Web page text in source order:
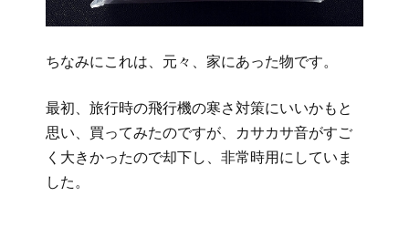
ちなみにこれは、元々、家にあった物です。
最初、旅行時の飛行機の寒さ対策にいいかもと
思い、買ってみたのですが、カサカサ音がすご
く大きかったので却下し、非常時用にしていま
した。